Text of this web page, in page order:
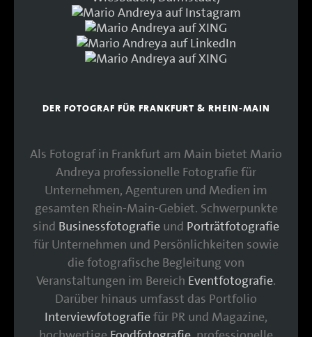
DER FOTOGRAF FÜR FRANKFURT & RHEIN-MAIN
Als Fotograf in Frankfurt am Main bietet Mario
Andreya professionelle Fotografie für
Unternehmen, Agenturen und Medien im
gesamten Rhein-Main-Gebiet. Schwerpunkte
sind Businessfotografie und Porträtfotografie
für Unternehmen und Persönlichkeiten sowie
die fotografische Begleitung von
Veranstaltungen im Bereich Eventfotografie.
Darüber hinaus umfasst das Portfolio
Interviewfotografiefür PR und Magazine,